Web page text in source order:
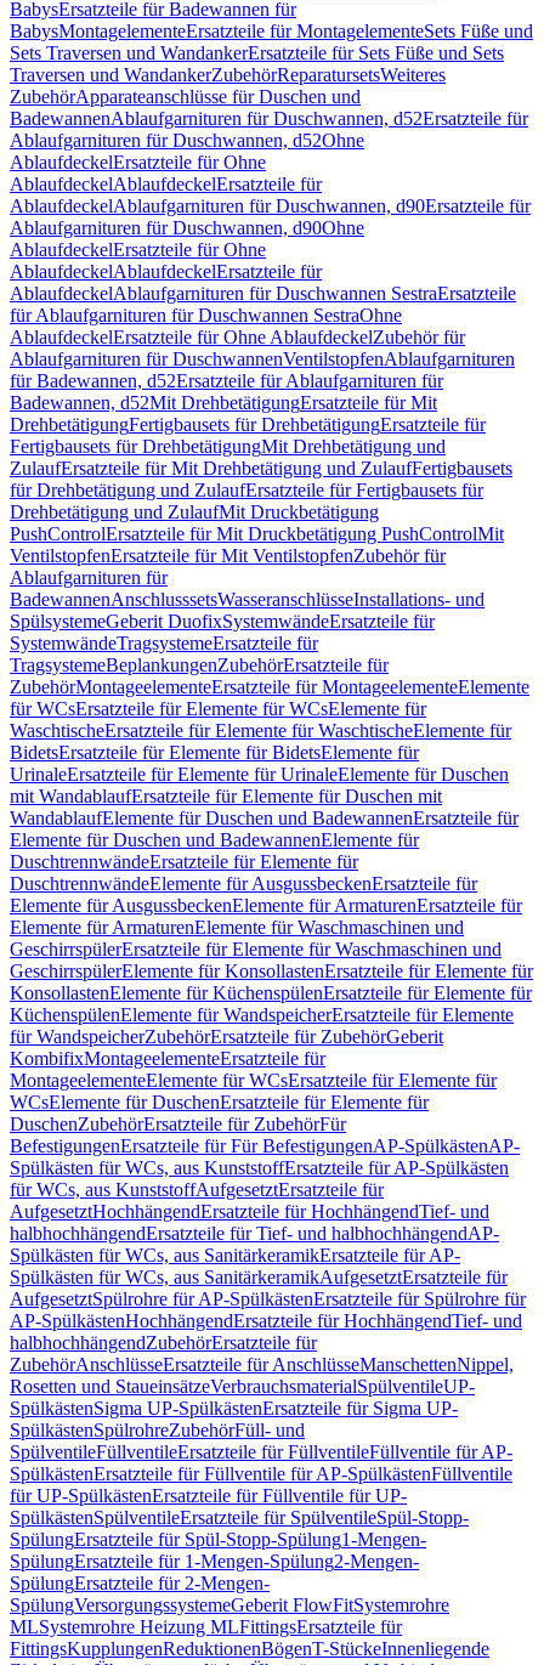
BabysErsatzteile für Badewannen für
BabysMontagelementeErsatzteile für MontagelementeSets Füße und
Sets Traversen und WandankerErsatzteile für Sets Füße und Sets
Traversen und WandankerZubehörReparatursetsWeiteres
ZubehörApparateanschlüsse für Duschen und
BadewannenAblaufgarnituren für Duschwannen, d52Ersatzteile für
Ablaufgarnituren für Duschwannen, d52Ohne
AblaufdeckelErsatzteile für Ohne
AblaufdeckelAblaufdeckelErsatzteile für
AblaufdeckelAblaufgarnituren für Duschwannen, d90Ersatzteile für
Ablaufgarnituren für Duschwannen, d90Ohne
AblaufdeckelErsatzteile für Ohne
AblaufdeckelAblaufdeckelErsatzteile für
AblaufdeckelAblaufgarnituren für Duschwannen SestraErsatzteile
für Ablaufgarnituren für Duschwannen SestraOhne
AblaufdeckelErsatzteile für Ohne AblaufdeckelZubehör für
Ablaufgarnituren für DuschwannenVentilstopfenAblaufgarnituren
für Badewannen, d52Ersatzteile für Ablaufgarnituren für
Badewannen, d52Mit DrehbetätigungErsatzteile für Mit
DrehbetätigungFertigbausets für DrehbetätigungErsatzteile für
Fertigbausets für DrehbetätigungMit Drehbetätigung und
ZulaufErsatzteile für Mit Drehbetätigung und ZulaufFertigbausets
für Drehbetätigung und ZulaufErsatzteile für Fertigbausets für
Drehbetätigung und ZulaufMit Druckbetätigung
PushControlErsatzteile für Mit Druckbetätigung PushControlMit
VentilstopfenErsatzteile für Mit VentilstopfenZubehör für
Ablaufgarnituren für
BadewannenAnschlusssetsWasseranschlüsseInstallations- und
SpülsystemeGeberit DuofixSystemwändeErsatzteile für
SystemwändeTragsystemeErsatzteile für
TragsystemeBeplankungenZubehörErsatzteile für
ZubehörMontageelementeErsatzteile für MontageelementeElemente
für WCsErsatzteile für Elemente für WCsElemente für
WaschtischeErsatzteile für Elemente für WaschtischeElemente für
BidetsErsatzteile für Elemente für BidetsElemente für
UrinaleErsatzteile für Elemente für UrinaleElemente für Duschen
mit WandablaufErsatzteile für Elemente für Duschen mit
WandablaufElemente für Duschen und BadewannenErsatzteile für
Elemente für Duschen und BadewannenElemente für
DuschtrennwändeErsatzteile für Elemente für
DuschtrennwändeElemente für AusgussbeckenErsatzteile für
Elemente für AusgussbeckenElemente für ArmaturenErsatzteile für
Elemente für ArmaturenElemente für Waschmaschinen und
GeschirrspülerErsatzteile für Elemente für Waschmaschinen und
GeschirrspülerElemente für KonsollastenErsatzteile für Elemente für
KonsollastenElemente für KüchenspülenErsatzteile für Elemente für
KüchenspülenElemente für WandspeicherErsatzteile für Elemente
für WandspeicherZubehörErsatzteile für ZubehörGeberit
KombifixMontageelementeErsatzteile für
MontageelementeElemente für WCsErsatzteile für Elemente für
WCsElemente für DuschenErsatzteile für Elemente für
DuschenZubehörErsatzteile für ZubehörFür
BefestigungenErsatzteile für Für BefestigungenAP-SpülkästenAP-
Spülkästen für WCs, aus KunststoffErsatzteile für AP-Spülkästen
für WCs, aus KunststoffAufgesetztErsatzteile für
AufgesetztHochhängendErsatzteile für HochhängendTief- und
halbhochhängendErsatzteile für Tief- und halbhochhängendAP-
Spülkästen für WCs, aus SanitärkeramikErsatzteile für AP-
Spülkästen für WCs, aus SanitärkeramikAufgesetztErsatzteile für
AufgesetztSpülrohre für AP-SpülkästenErsatzteile für Spülrohre für
AP-SpülkästenHochhängendErsatzteile für HochhängendTief- und
halbhochhängendZubehörErsatzteile für
ZubehörAnschlüsseErsatzteile für AnschlüsseManschettenNippel,
Rosetten und StaueinsätzeVerbrauchsmaterialSpülventileUP-
SpülkästenSigma UP-SpülkästenErsatzteile für Sigma UP-
SpülkästenSpülrohreZubehörFüll- und
SpülventileFüllventileErsatzteile für FüllventileFüllventile für AP-
SpülkästenErsatzteile für Füllventile für AP-SpülkästenFüllventile
für UP-SpülkästenErsatzteile für Füllventile für UP-
SpülkästenSpülventileErsatzteile für SpülventileSpül-Stopp-
SpülungErsatzteile für Spül-Stopp-Spülung1-Mengen-
SpülungErsatzteile für 1-Mengen-Spülung2-Mengen-
SpülungErsatzteile für 2-Mengen-
SpülungVersorgungssystemeGeberit FlowFitSystemrohre
MLSystemrohre Heizung MLFittingsErsatzteile für
FittingsKupplungenReduktionenBögenT-StückeInnenliegende